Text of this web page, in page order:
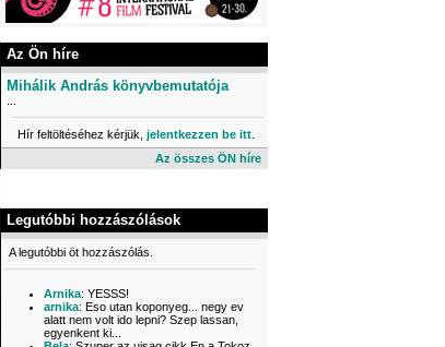
Az Ön híre
Mihálik András könyvbemutatója
Hír feltöltéséhez kérjük, jelentkezzen be itt.
Az összes ÖN híre
Legutóbbi hozzászólások
A legutóbbi öt hozzászólás.
Arnika: YESSS!
arnika: Eso utan koponyeg... negy ev
alatt nem volt ido lepni? Szep lassan,
egyenkent ki...